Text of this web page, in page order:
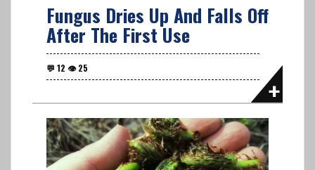
Fungus Dries Up And Falls Off
After The First Use